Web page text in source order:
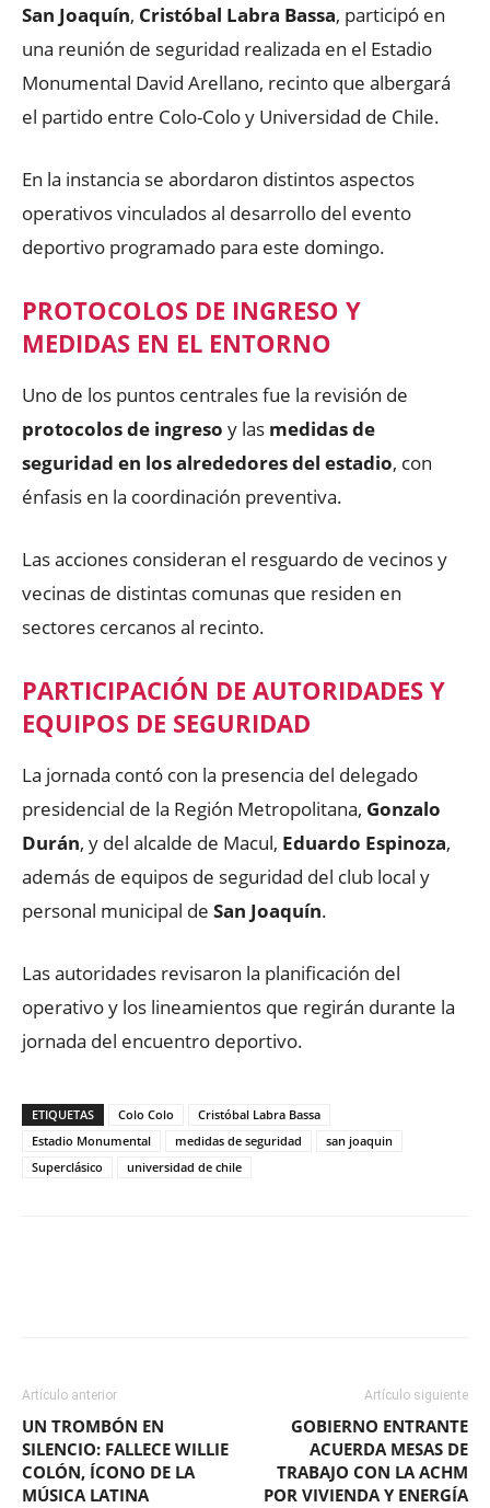
San Joaquín, Cristóbal Labra Bassa, participó en
una reunión de seguridad realizada en el Estadio
Monumental David Arellano, recinto que albergará
el partido entre Colo-Coloy Universidad de Chile.
En la instancia se abordaron distintos aspectos
operativos vinculados al desarrollo del evento
deportivo programado para este domingo.
PROTOCOLOS DE INGRESO Y
MEDIDAS EN EL ENTORNO
Uno de los puntos centrales fue la revisión de
protocolos de ingreso y las medidas de
seguridad en los alrededores del estadio, con
énfasis en la coordinación preventiva.
Las acciones consideran el resguardo de vecinos y
vecinas de distintas comunas que residen en
sectores cercanos al recinto.
PARTICIPACIÓN DE AUTORIDADES Y
EQUIPOS DE SEGURIDAD
La jornada contó con la presencia del delegado
presidencial de la Región Metropolitana, Gonzalo
Durán, y del alcalde de Macul, Eduardo Espinoza,
además de equipos de seguridad del club local y
personal municipal de San Joaquín.
Las autoridades revisaron la planificación del
operativo y los lineamientos que regirán durante la
jornada del encuentro deportivo.
ETIQUETAS Colo Colo
Cristóbal Labra Bassa
Estadio Monumental
medidas de seguridad
san joaquin
Superclásico
universidad de chile
Artículo anterior
UN TROMBÓN EN
SILENCIO: FALLECE WILLIE
COLÓN, ÍCONO DE LA
MÚSICA LATINA
Artículo siguiente
GOBIERNO ENTRANTE
ACUERDA MESAS DE
TRABAJO CON LA ACHM
POR VIVIENDA Y ENERGÍA